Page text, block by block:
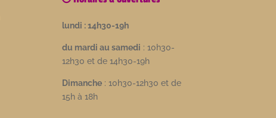
lundi : 14h30-19h
du mardi au samedi : 10h30-
12h30 et de 14h30-19h
Dimanche : 10h30-12h30 et de
15h à 18h